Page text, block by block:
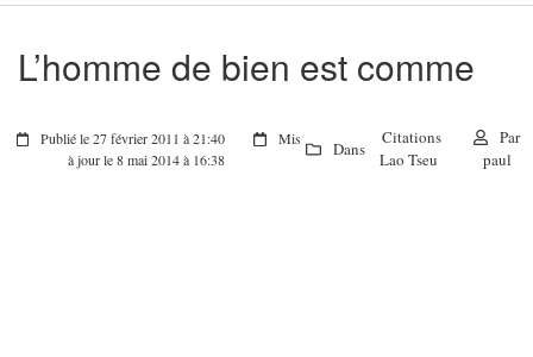
L’homme de bien est comme
Publié le 27 février 2011 à 21:40
Mis
à jour le 8 mai 2014 à 16:38
Dans
Citations
Lao Tseu
Par
paul